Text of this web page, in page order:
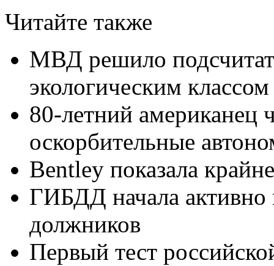
Читайте также
МВД решило
экологическим классом
80-летний американец
оскорбительные
Bentley показала
ГИБДД начала активно
должников
Первый тест